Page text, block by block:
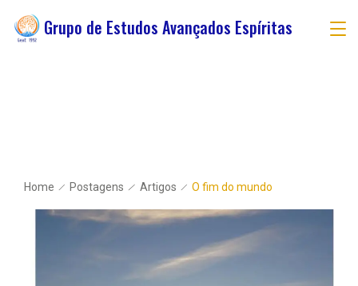
Grupo de Estudos Avançados Espíritas
Home Postagens Artigos O fim do mundo